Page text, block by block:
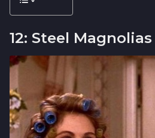
12: Steel Magnolias